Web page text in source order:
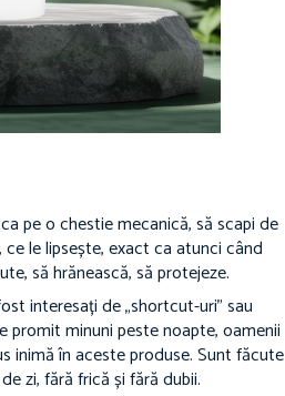
pe o chestie mecanică, să scapi de
le lipsește, exact ca atunci când
să hrănească, să protejeze.
interesați de „shortcut-uri” sau
promit minuni peste noapte, oamenii
inimă în aceste produse. Sunt făcute
zi, fără frică și fără dubii.